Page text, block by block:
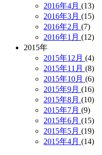
2016年4月 (13)
2016年3月 (15)
2016年2月 (7)
2016年1月 (12)
2015年
2015年12月 (4)
2015年11月 (8)
2015年10月 (6)
2015年9月 (16)
2015年8月 (10)
2015年7月 (9)
2015年6月 (15)
2015年5月 (19)
2015年4月 (14)